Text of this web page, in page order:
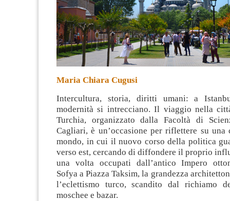
Maria Chiara Cugusi
Intercultura, storia, diritti umani: a
modernità si intrecciano. Il viaggio nella
Turchia, organizzato dalla Facoltà di
Cagliari, è un’occasione per riflettere su
mondo, in cui il nuovo corso della politica
verso est, cercando di diffondere il proprio
una volta occupati dall’antico Impero
Sofya a Piazza Taksim, la grandezza
l’eclettismo turco, scandito dal richiamo
moschee e bazar.